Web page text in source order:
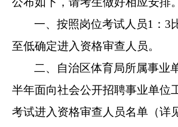
一、按照岗位考试人员1：3
至低确定进入资格审查人员。
二、自治区体育局所属事业
半年面向社会公开招聘事业单位
考试进入资格审查人员名单（详